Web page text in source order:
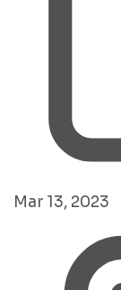
Mar 13, 2023